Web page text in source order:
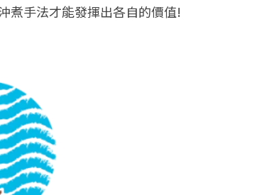
煮手法才能發揮出各自的價值!